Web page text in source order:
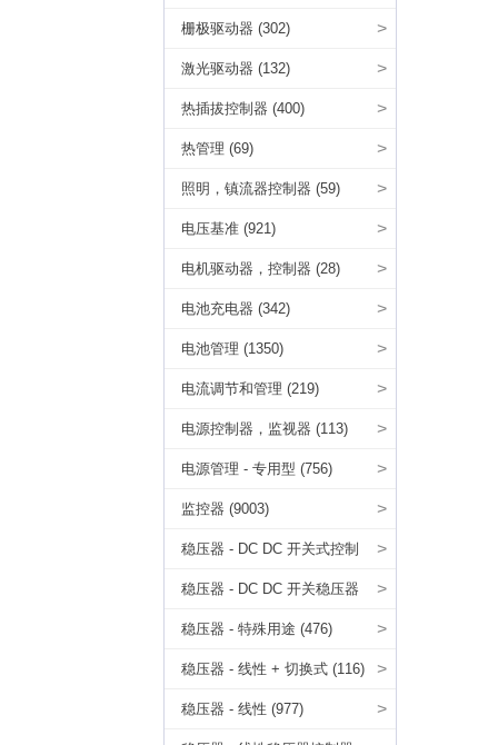
栅极驱动器 (302) >
激光驱动器 (132) >
热插拔控制器 (400) >
热管理 (69) >
照明，镇流器控制器 (59) >
电压基准 (921) >
电机驱动器，控制器 (28) >
电池充电器 (342) >
电池管理 (1350) >
电流调节和管理 (219) >
电源控制器，监视器 (113) >
电源管理 - 专用型 (756) >
监控器 (9003) >
稳压器 - DC DC 开关式控制
器 (833)
>
稳压器 - DC DC 开关稳压器
(1919)
>
稳压器 - 特殊用途 (476) >
稳压器 - 线性 + 切换式 (116) >
稳压器 - 线性 (977) >